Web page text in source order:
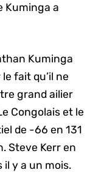
Kuminga a
Kuminga
fait qu’il ne
grand ailier
Congolais et le
de -66 en 131
Steve Kerr en
il y a un mois.